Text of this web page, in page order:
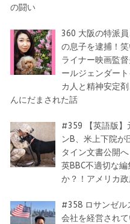
の闘い
360 大阪の特派
の息子を逮捕！
ライナー映画監
ールジェンダー
カ人と精神安定
んにだまされた話
#359 【英語版】
ンB、米上下院が
タイン文書公開
英BBC不適切な
か？！アメリカ
#358 ロサンゼル
会社を経営され